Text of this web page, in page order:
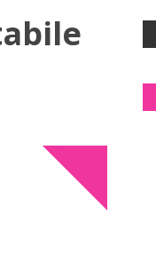
Gossip italiano